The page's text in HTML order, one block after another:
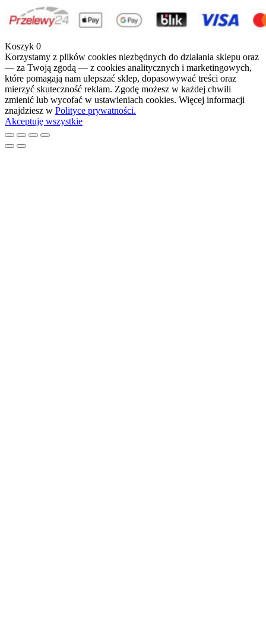
Koszyk 0
Korzystamy z plików cookies niezbędnych do działania sklepu oraz
— za Twoją zgodą — z cookies analitycznych i marketingowych,
które pomagają nam ulepszać sklep, dopasowywać treści oraz
mierzyć skuteczność reklam. Zgodę możesz w każdej chwili
zmienić lub wycofać w ustawieniach cookies. Więcej informacji
znajdziesz w Polityce prywatności.
Akceptuję wszystkie